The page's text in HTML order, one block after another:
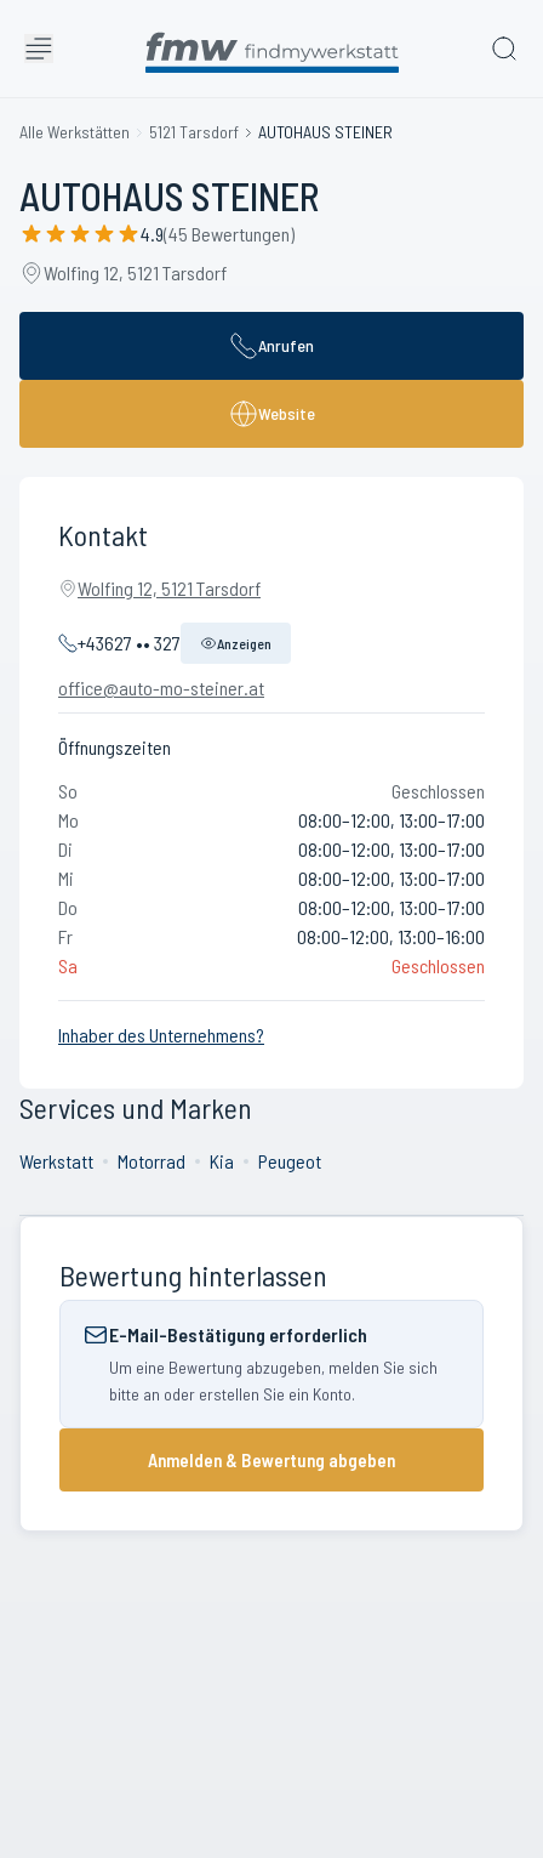
Alle Werkstätten 5121 Tarsdorf AUTOHAUS STEINER
AUTOHAUS STEINER
4.9(45 Bewertungen)
Wolfing 12, 5121 Tarsdorf
Anrufen
Website
Kontakt
Wolfing 12, 5121 Tarsdorf
+43627 •• 327 Anzeigen
office@auto-mo-steiner.at
Öffnungszeiten
So
Geschlossen
Mo
08:00–12:00, 13:00–17:00
Di
08:00–12:00, 13:00–17:00
Mi
08:00–12:00, 13:00–17:00
Do
08:00–12:00, 13:00–17:00
Fr
08:00–12:00, 13:00–16:00
Sa
Geschlossen
Inhaber des Unternehmens?
Services und Marken
Werkstatt Motorrad Kia Peugeot
Bewertung hinterlassen
E-Mail-Bestätigung erforderlich
Um eine Bewertung abzugeben, melden Sie sich
bitte an oder erstellen Sie ein Konto.
Anmelden & Bewertung abgeben